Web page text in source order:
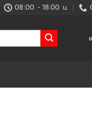
08:00 - 18.00 น.